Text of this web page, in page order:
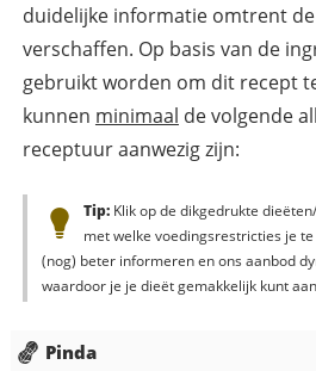
duidelijke informatie omtrent
verschaffen. Op basis van de
gebruikt worden om dit recept
kunnen minimaal de volgende
receptuur aanwezig zijn:
Tip:Klik op de dikgedrukte
met welke voedingsrestricties je
(nog) beter informeren en ons aanbod
waardoor je je dieët gemakkelijk kunt
Pinda